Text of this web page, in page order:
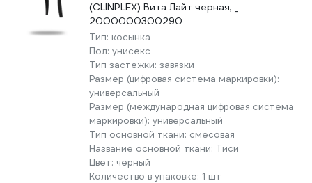
(CLINPLEX) Вита Лайт черная, _
2000000300290
Тип: косынка
Пол: унисекс
Тип застежки: завязки
Размер (цифровая система маркировки):
универсальный
Размер (международная цифровая система
маркировки): универсальный
Тип основной ткани: смесовая
Название основной ткани: Тиси
Цвет: черный
Количество в упаковке: 1 шт